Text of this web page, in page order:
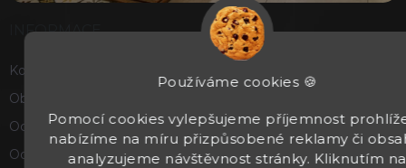
Používáme cookies 🍪
Pomocí cookies vylepšujeme příjemnost
nabízíme na míru přizpůsobené reklamy či
analyzujeme návštěvnost stránky. Kliknutím na
INFORMACE
Kontakty
Obchodní podmínky
Ochrana osobních údajů
Odstoupení od smlouvy